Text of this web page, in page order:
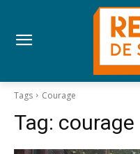
Tags Courage
Tag: courage